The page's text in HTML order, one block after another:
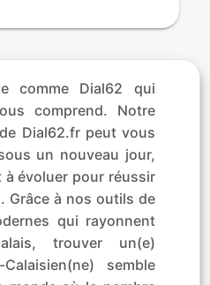
comme Dial62 qui
comprend. Notre
Dial62.fr peut vous
un nouveau jour,
évoluer pour réussir
Grâce à nos outils de
qui rayonnent
trouver un(e)
semble